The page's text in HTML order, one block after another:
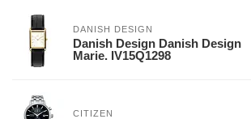
DANISH DESIGN
Danish Design Danish Design
Marie. IV15Q1298
CITIZEN